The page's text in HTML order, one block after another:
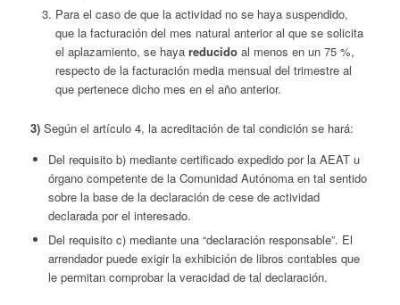
Para el caso de que la actividad no se haya suspendido,
que la facturación del mes natural anterior al que se solicita
el aplazamiento, se haya reducidoal menos en un 75 %,
respecto de la facturación media mensual del trimestre al
que pertenece dicho mes en el año anterior.
3) Según el artículo 4, la acreditación de tal condición se hará:
Del requisito b) mediante certificado expedido por la AEAT u
órgano competente de la Comunidad Autónoma en tal sentido
sobre la base de la declaración de cese de actividad
declarada por el interesado.
Del requisito c) mediante una “declaración responsable”. El
arrendador puede exigir la exhibición de libros contables que
le permitan comprobar la veracidad de tal declaración.